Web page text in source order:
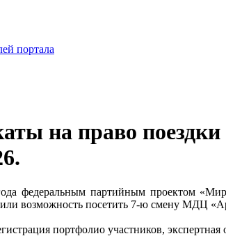
портала
на право
федеральным партийным проектом
возможность посетить 7-ю смену МДЦ
портфолио участников,